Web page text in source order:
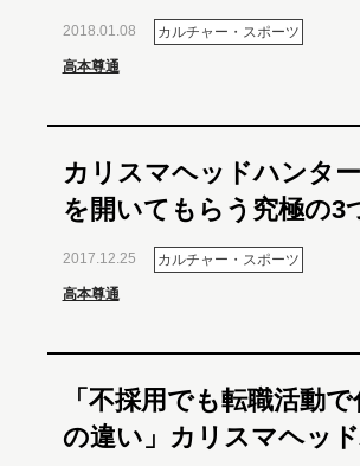
2018.01.08 カルチャー・スポーツ
高本尊通
カリスマヘッドハンタ
を開いてもらう究極の3
2017.12.25 カルチャー・スポーツ
高本尊通
「不採用でも転職活動
の違い」カリスマヘッ